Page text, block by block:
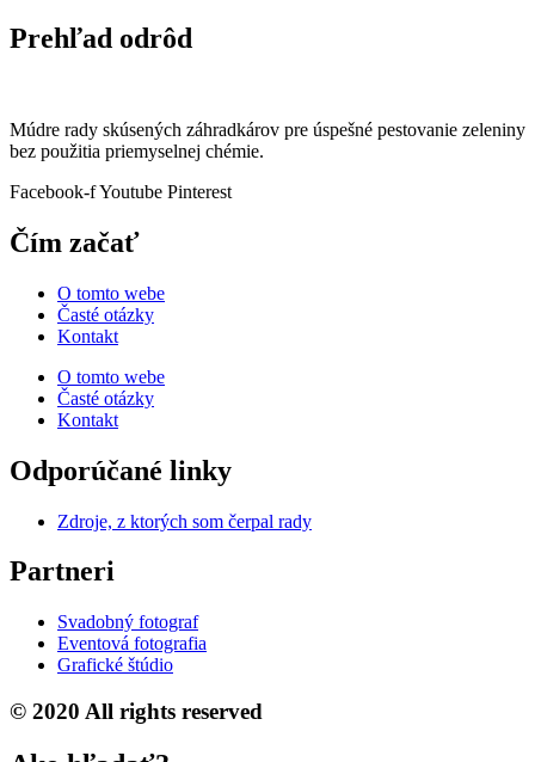
Prehľad odrôd
Múdre rady skúsených záhradkárov pre úspešné pestovanie zeleniny
bez použitia priemyselnej chémie.
Facebook-fYoutube Pinterest
Čím začať
O tomto webe
Časté otázky
Kontakt
O tomto webe
Časté otázky
Kontakt
Odporúčané linky
Zdroje, z ktorých som čerpal rady
Partneri
Svadobný fotograf
Eventová fotografia
Grafické štúdio
© 2020 All rights reserved